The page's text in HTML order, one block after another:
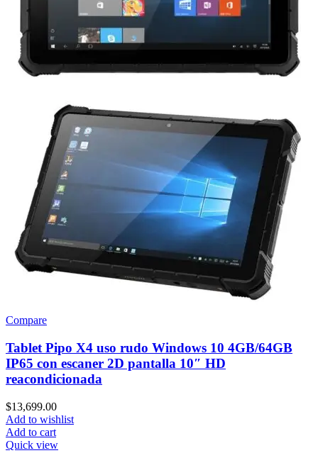
Compare
Tablet Pipo X4 uso rudo Windows 10 4GB/64GB
IP65 con escaner 2D pantalla 10″ HD
reacondicionada
$13,699.00
Add to wishlist
Add to cart
Quick view